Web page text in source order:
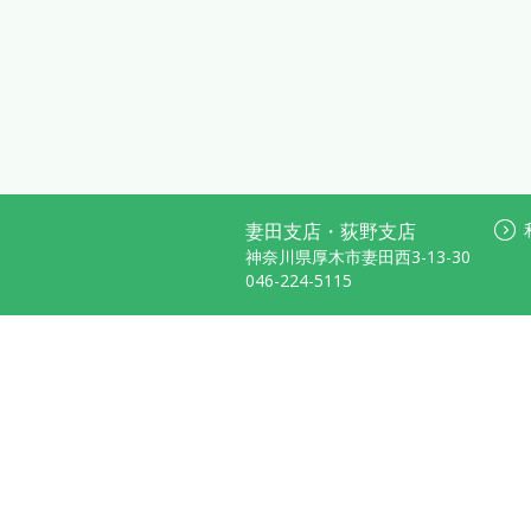
妻田支店・荻野支店
神奈川県厚木市妻田西3-13-30
046-224-5115